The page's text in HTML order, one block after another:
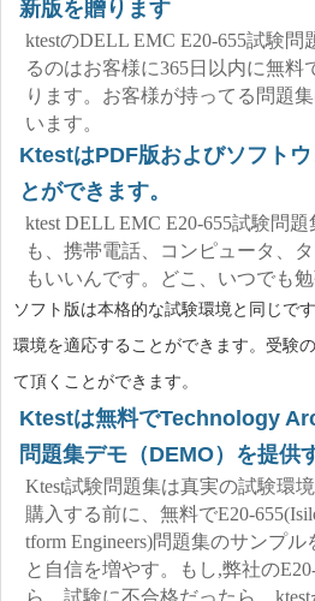
新版を贈ります
ktestのDELL EMC E20-655試験
るのはお客様に365日以内に無料
ります。お客様が持ってる問題
います。
KtestはPDF版およびソフト
とができます。
ktest DELL EMC E20-655試験問
も、携帯電話、コンピュータ、
もいいんです。どこ、いつでも勉
ソフト版は本格的な試験環境と同じで
環境を適応することができます。受験
て頂くことができます。
Ktestは無料でTechnology
問題集デモ（DEMO）を提供
Ktest試験問題集は真実の試験環
購入する前に、無料でE20-
tform Engineers)問題集のサンプ
と自信を増やす。もし,弊社の
ら、試験に不合格だったら、